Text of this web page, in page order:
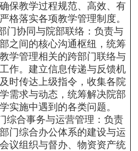
保教学过程规范、高效、有
格落实各项教学管理制度。
门协同与院部联络：负责与
之间的核心沟通枢纽，统筹
学管理相关的跨部门联络与
作。建立信息传递与反馈机
时传达上级指令，收集各院
需求与动态，统筹解决院部
实施中遇到的各类问题。
综合事务与运营管理：负责
门综合办公体系的建设与运
议组织与督办、物资资产统